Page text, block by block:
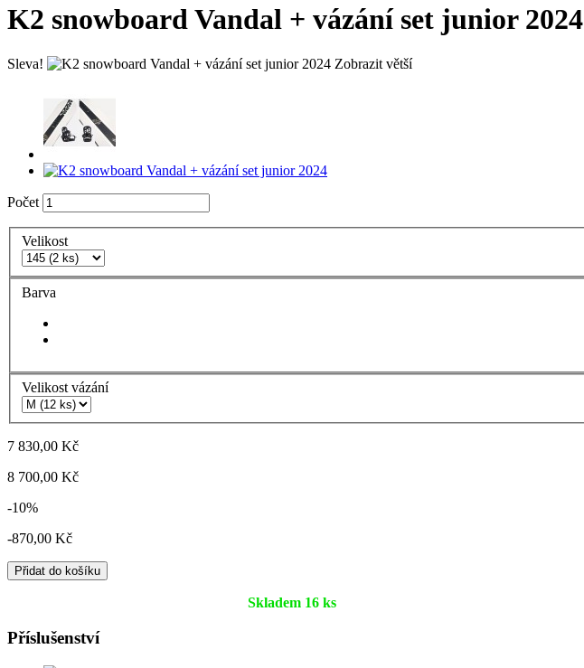
K2 snowboard Vandal + vázání set junior 2024
Sleva! Zobrazit větší
Počet
Velikost
Barva
Velikost vázání
7 830,00 Kč
8 700,00 Kč
-10%
-870,00 Kč
Přidat do košíku
Skladem 16 ks
Příslušenství